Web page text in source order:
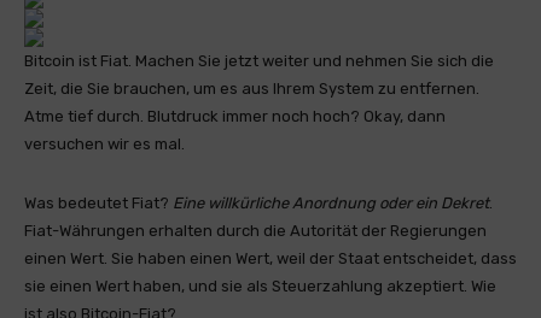
Bitcoin ist Fiat. Machen Sie jetzt weiter und nehmen Sie sich die
Zeit, die Sie brauchen, um es aus Ihrem System zu entfernen.
Atme tief durch. Blutdruck immer noch hoch? Okay, dann
versuchen wir es mal.
Was bedeutet Fiat? Eine willkürliche Anordnung oder ein Dekret.
Fiat-Währungen erhalten durch die Autorität der Regierungen
einen Wert. Sie haben einen Wert, weil der Staat entscheidet, dass
sie einen Wert haben, und sie als Steuerzahlung akzeptiert. Wie
ist also Bitcoin-Fiat?